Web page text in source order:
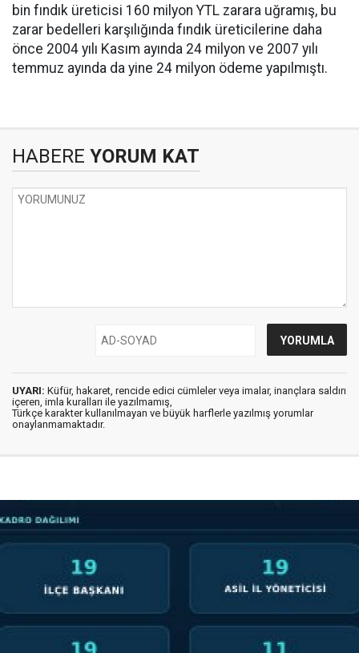
bin fındık üreticisi 160 milyon YTL zarara uğramış, bu
zarar bedelleri karşılığında fındık üreticilerine daha
önce 2004 yılı Kasım ayında 24 milyon ve 2007 yılı
temmuz ayında da yine 24 milyon ödeme yapılmıştı.
HABERE YORUM KAT
UYARI: Küfür, hakaret, rencide edici cümleler veya imalar, inançlara saldırı
içeren, imla kuralları ile yazılmamış,
Türkçe karakter kullanılmayan ve büyük harflerle yazılmış yorumlar
onaylanmamaktadır.